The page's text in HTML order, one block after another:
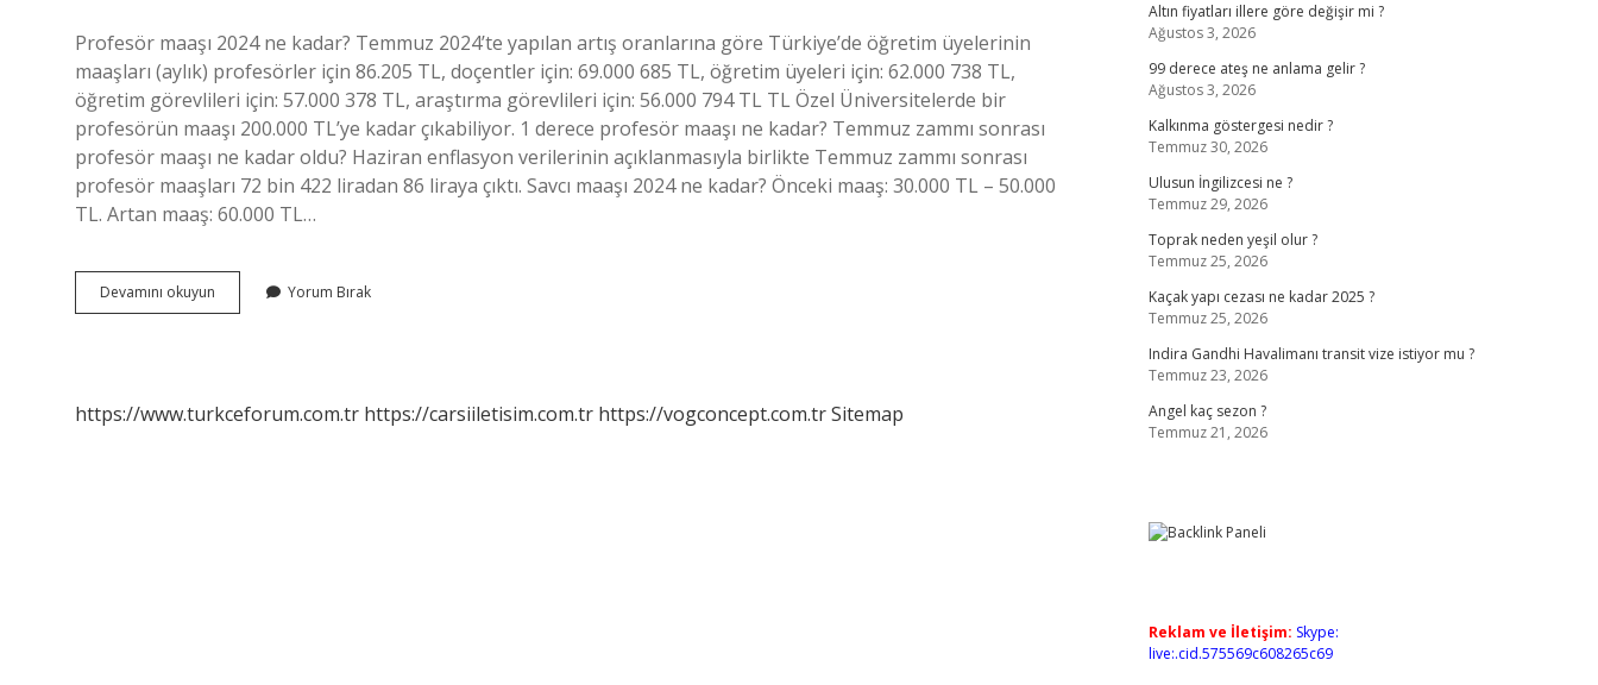
Profesör maaşı 2024 ne kadar? Temmuz 2024’te yapılan artış oranlarına göre Türkiye’de öğretim üyelerinin
maaşları (aylık) profesörler için 86.205 TL, doçentler için: 69.000 685 TL, öğretim üyeleri için: 62.000 738 TL,
öğretim görevlileri için: 57.000 378 TL, araştırma görevlileri için: 56.000 794 TL TL Özel Üniversitelerde bir
profesörün maaşı 200.000 TL’ye kadar çıkabiliyor. 1 derece profesör maaşı ne kadar? Temmuz zammı sonrası
profesör maaşı ne kadar oldu? Haziran enflasyon verilerinin açıklanmasıyla birlikte Temmuz zammı sonrası
profesör maaşları 72 bin 422 liradan 86 liraya çıktı. Savcı maaşı 2024 ne kadar? Önceki maaş: 30.000 TL – 50.000
TL. Artan maaş: 60.000 TL…
Devamını okuyun Profesör
Maaşı
Yorum Bırak
https://www.turkceforum.com.tr https://carsiiletisim.com.tr https://vogconcept.com.trSitemap
Altın fiyatları illere göre değişir mi ?
Ağustos 3, 2026
99 derece ateş ne anlama gelir ?
Ağustos 3, 2026
Kalkınma göstergesi nedir ?
Temmuz 30, 2026
Ulusun İngilizcesi ne ?
Temmuz 29, 2026
Toprak neden yeşil olur ?
Temmuz 25, 2026
Kaçak yapı cezası ne kadar 2025 ?
Temmuz 25, 2026
Indira Gandhi Havalimanı transit vize istiyor mu ?
Temmuz 23, 2026
Angel kaç sezon ?
Temmuz 21, 2026
Reklam ve İletişim: Skype:
live:.cid.575569c608265c69